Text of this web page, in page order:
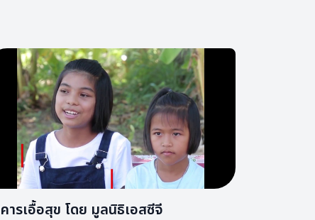
ารเอื้อสุข โดย มูลนิธิเอสซีจี